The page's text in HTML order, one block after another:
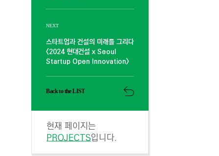
NEXT
스타트업과 건설의 미래를 그리다
<2024 현대건설 x Seoul
Startup Open Innovation>
Back to the LIST
현재 페이지는
PROJECTS입니다.